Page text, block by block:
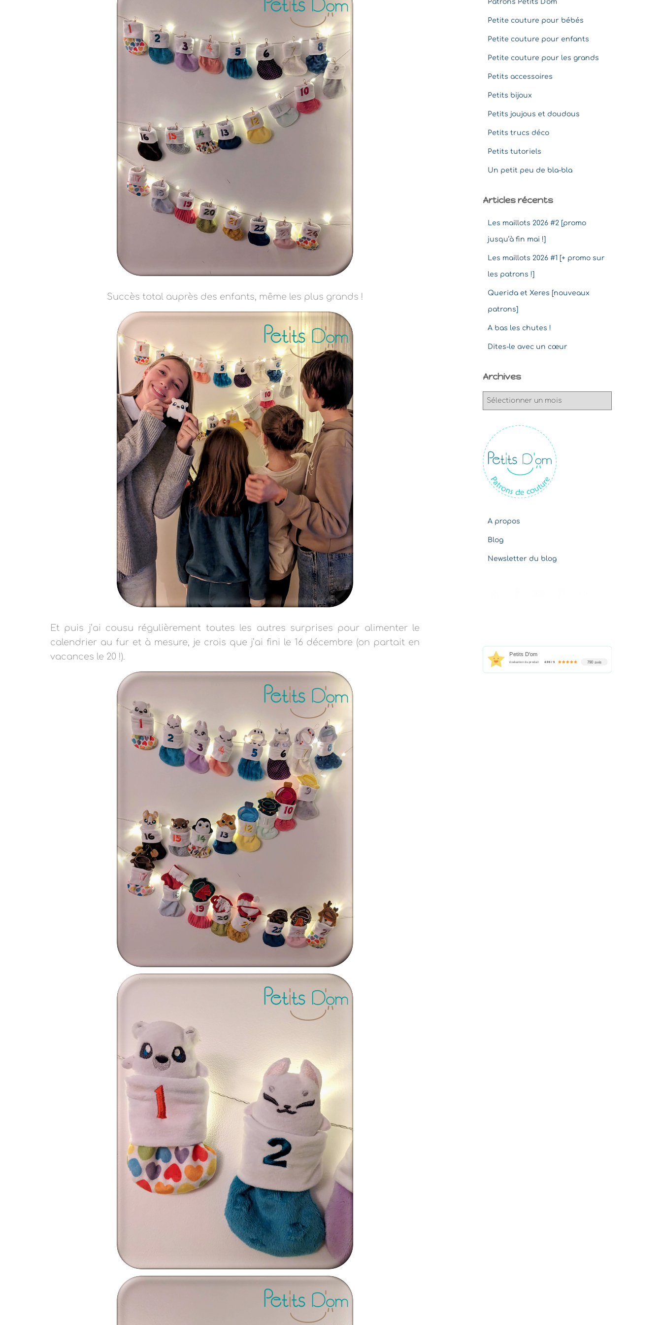
Succès total auprès des enfants, même les plus grands !
Et puis j’ai cousu régulièrement toutes les autres surprises pour alimenter le
calendrier au fur et à mesure, je crois que j’ai fini le 16 décembre (on partait en
vacances le 20 !).
Patrons Petits D'om
Petite couture pour bébés
Petite couture pour enfants
Petite couture pour les grands
Petits accessoires
Petits bijoux
Petits joujous et doudous
Petits trucs déco
Petits tutoriels
Un petit peu de bla-bla
Articles récents
Les maillots 2026 #2 [promo
jusqu’à fin mai !]
Les maillots 2026 #1 [+ promo sur
les patrons !]
Querida et Xeres [nouveaux
patrons]
A bas les chutes !
Dites-le avec un cœur
Archives
v
e
s
A propos
Blog
Newsletter du blog
Petits D'om
évaluation du produit 4.96 / 5 790 avis